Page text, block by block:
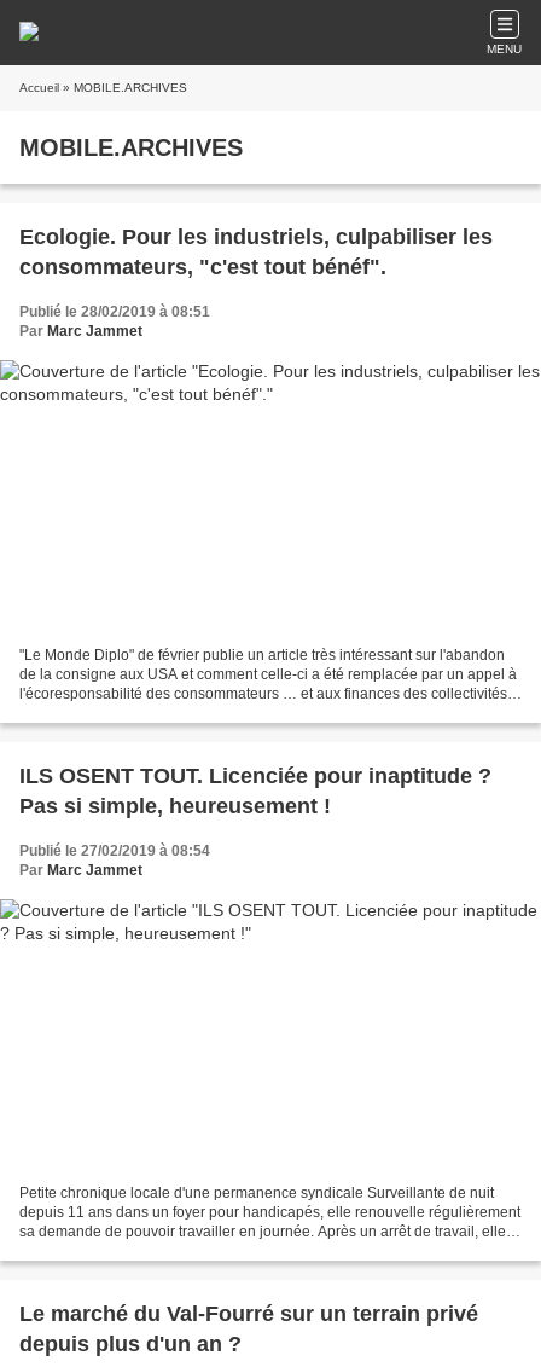
MENU
Accueil » MOBILE.ARCHIVES
MOBILE.ARCHIVES
Ecologie. Pour les industriels, culpabiliser les
consommateurs, "c'est tout bénéf".
Publié le 28/02/2019 à 08:51
Par Marc Jammet
"Le Monde Diplo" de février publie un article très intéressant sur l'abandon
de la consigne aux USA et comment celle-ci a été remplacée par un appel à
l'écoresponsabilité des consommateurs … et aux finances des collectivités
ILS OSENT TOUT. Licenciée pour inaptitude ?
Pas si simple, heureusement !
Publié le 27/02/2019 à 08:54
Par Marc Jammet
Petite chronique locale d'une permanence syndicale Surveillante de nuit
depuis 11 ans dans un foyer pour handicapés, elle renouvelle régulièrement
sa demande de pouvoir travailler en journée. Après un arrêt de travail, elle
Le marché du Val-Fourré sur un terrain privé
depuis plus d'un an ?